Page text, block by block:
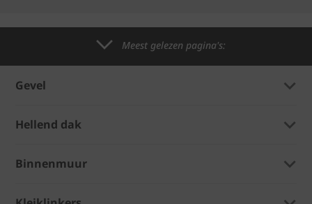
Meest gelezen pagina's:
Gevel
Hellend dak
Binnenmuur